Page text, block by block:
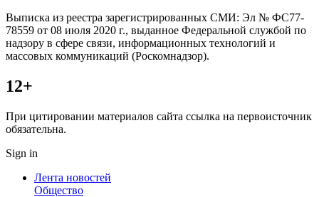
Выписка из реестра зарегистрированных СМИ: Эл № ФС77-
78559 от 08 июля 2020 г., выданное Федеральной службой по
надзору в сфере связи, информационных технологий и
массовых коммуникаций (Роскомнадзор).
12+
При цитировании материалов сайта ссылка на первоисточник
обязательна.
Sign in
Лента новостей
Общество